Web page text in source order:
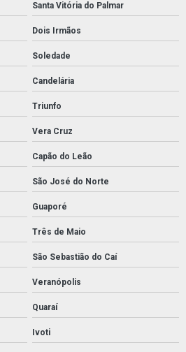
Santa Vitória do Palmar
Dois Irmãos
Soledade
Candelária
Triunfo
Vera Cruz
Capão do Leão
São José do Norte
Guaporé
Três de Maio
São Sebastião do Caí
Veranópolis
Quaraí
Ivoti